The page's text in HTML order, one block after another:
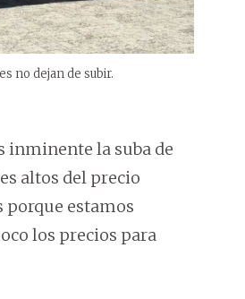
no dejan de subir.
inminente la suba de
altos del precio
porque estamos
los precios para